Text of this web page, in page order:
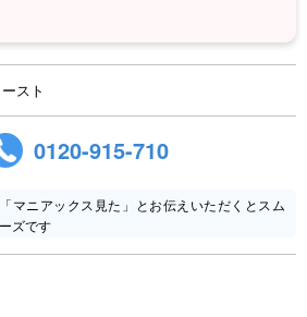
スト
0120-915-710
「マニアックス見た」とお伝えいただくとスム
ーズです